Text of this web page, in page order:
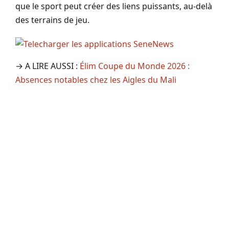
que le sport peut créer des liens puissants, au-delà
des terrains de jeu.
→ A LIRE AUSSI : Élim Coupe du Monde 2026 :
Absences notables chez les Aigles du Mali